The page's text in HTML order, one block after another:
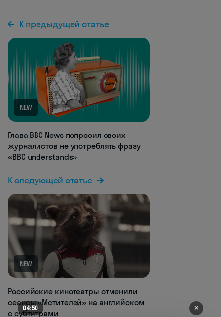
К предыдущей статье
NEW
Глава BBC News попросил своих
журналистов не употреблять фразу
«BBC understands»
К следующей статье
NEW
Российские кинотеатры отменили
сеансы «Мстителей» на английском
с субтитрами
04:50 ✕